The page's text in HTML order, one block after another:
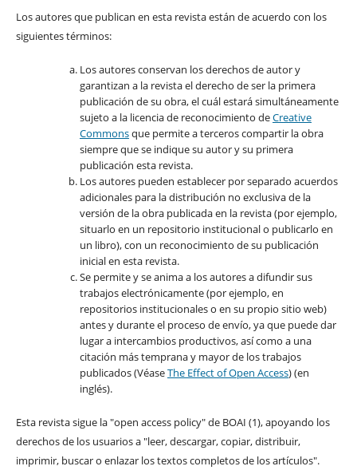
Los autores que publican en esta revista están de acuerdo con los
siguientes términos:
Los autores conservan los derechos de autor y
garantizan a la revista el derecho de ser la primera
publicación de su obra, el cuál estará simultáneamente
sujeto a la licencia de reconocimiento deCreative
Commonsque permite a terceros compartir la obra
siempre que se indique su autor y su primera
publicación esta revista.
Los autores pueden establecer por separado acuerdos
adicionales para la distribución no exclusiva de la
versión de la obra publicada en la revista (por ejemplo,
situarlo en un repositorio institucional o publicarlo en
un libro), con un reconocimiento de su publicación
inicial en esta revista.
Se permite y se anima a los autores a difundir sus
trabajos electrónicamente (por ejemplo, en
repositorios institucionales o en su propio sitio web)
antes y durante el proceso de envío, ya que puede dar
lugar a intercambios productivos, así como a una
citación más temprana y mayor de los trabajos
publicados (VéaseThe Effect of Open Access) (en
inglés).
Esta revista sigue la "open access policy" de BOAI (1), apoyando los
derechos de los usuarios a "leer, descargar, copiar, distribuir,
imprimir, buscar o enlazar los textos completos de los artículos".